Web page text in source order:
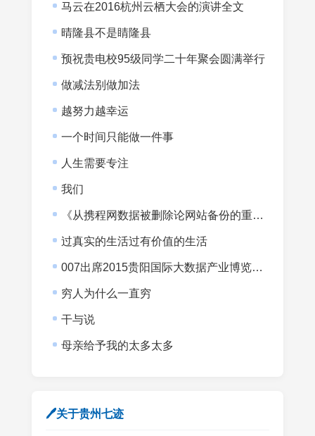
马云在2016杭州云栖大会的演讲全文
晴隆县不是睛隆县
预祝贵电校95级同学二十年聚会圆满举行
做减法别做加法
越努力越幸运
一个时间只能做一件事
人生需要专注
我们
《从携程网数据被删除论网站备份的重要性》
过真实的生活过有价值的生活
007出席2015贵阳国际大数据产业博览会暨全球大数据时代贵阳峰会
穷人为什么一直穷
干与说
母亲给予我的太多太多
🖊关于贵州七迹